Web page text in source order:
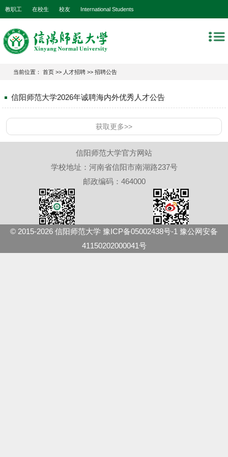
教职工 在校生 校友 International Students
当前位置： 首页>> 人才招聘>> 招聘公告
信阳师范大学2026年诚聘海内外优秀人才公告
获取更多>>
信阳师范大学官方网站
学校地址：河南省信阳市南湖路237号
邮政编码：464000
© 2015-2026 信阳师范大学 豫ICP备05002438号-1 豫公网安备
41150202000041号